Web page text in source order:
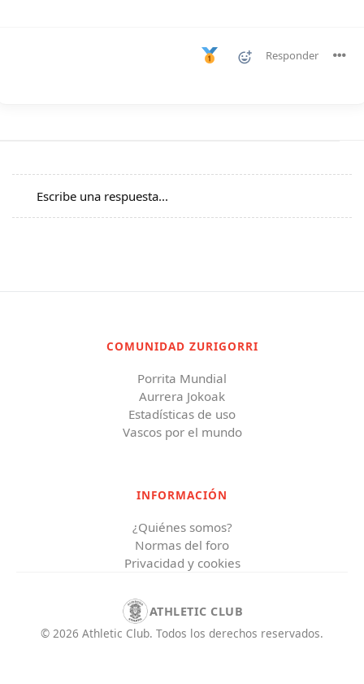
Responder
Escribe una respuesta...
COMUNIDAD ZURIGORRI
Porrita Mundial
Aurrera Jokoak
Estadísticas de uso
Vascos por el mundo
INFORMACIÓN
¿Quiénes somos?
Normas del foro
Privacidad y cookies
ATHLETIC CLUB
© 2026 Athletic Club. Todos los derechos reservados.